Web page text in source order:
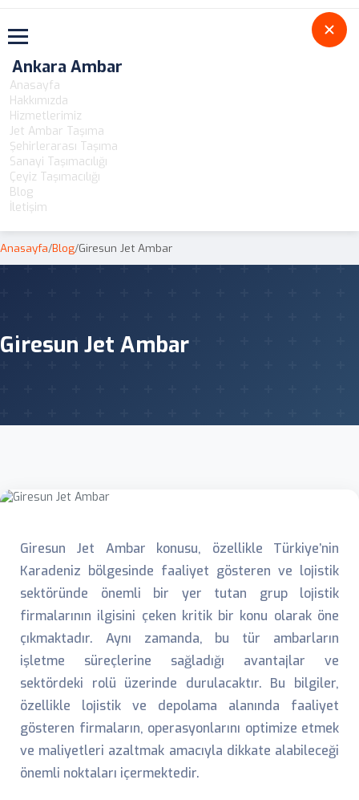
Toggle navigation
Ankara Ambar
Anasayfa
Hakkımızda
Hizmetlerimiz
Jet Ambar Taşıma
Şehirlerarası Taşıma
Sanayi Taşımacılığı
Çeyiz Taşımacılığı
Blog
İletişim
Anasayfa/Blog/Giresun Jet Ambar
Giresun Jet Ambar
Giresun Jet Ambar konusu, özellikle Türkiye’nin
Karadeniz bölgesinde faaliyet gösteren ve lojistik
sektöründe önemli bir yer tutan grup lojistik
firmalarının ilgisini çeken kritik bir konu olarak öne
çıkmaktadır. Aynı zamanda, bu tür ambarların
işletme süreçlerine sağladığı avantajlar ve
sektördeki rolü üzerinde durulacaktır. Bu bilgiler,
özellikle lojistik ve depolama alanında faaliyet
gösteren firmaların, operasyonlarını optimize etmek
ve maliyetleri azaltmak amacıyla dikkate alabileceği
önemli noktaları içermektedir.